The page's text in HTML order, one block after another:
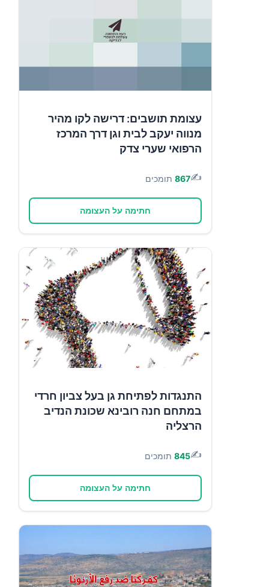
עצומת תושבים: דרישה לקו מהיר
מנווה יעקב לבית וגן דרך המרכז
הרפואי שערי צדק
✍️
867 תומכים
חתימה על העצומה
התנגדות לפתיחת גן בעל צביון חרדי
במתחם חנה רובינא שכונת הנדיב
הרצליה
✍️
845 תומכים
חתימה על העצומה